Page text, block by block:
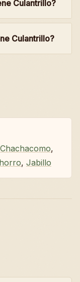
Culantrillo?
Culantrillo?
Chachacomo,
, Jabillo